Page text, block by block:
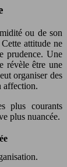
ou de son
Cette attitude ne
prudence. Une
révèle être une
organiser des
affection.
plus courants
plus nuancée.